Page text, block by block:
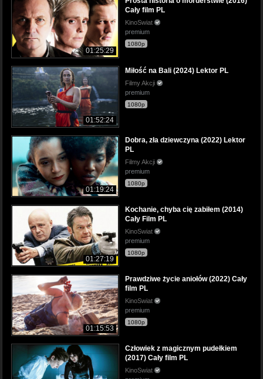
01:25:29
Cały film PL
KinoSwiat
premium
1080p
01:52:24
Miłość na Bali (2024) Lektor PL
Filmy Akcji
premium
1080p
01:19:24
Dobra, zła dziewczyna (2022) Lektor
PL
Filmy Akcji
premium
1080p
01:27:19
Kochanie, chyba cię zabiłem (2014)
Cały Film PL
KinoSwiat
premium
1080p
01:15:53
Prawdziwe życie aniołów (2022) Cały
film PL
KinoSwiat
premium
1080p
Człowiek z magicznym pudełkiem
(2017) Cały film PL
KinoSwiat